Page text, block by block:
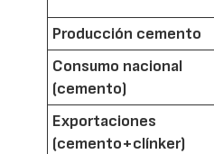
Producción cemento
Consumo nacional
(cemento)
Exportaciones
(cemento+clínker)